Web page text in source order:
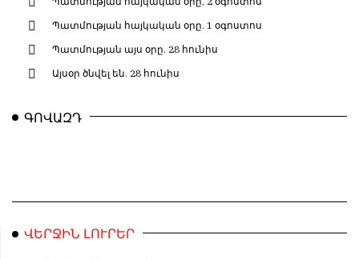
Պատմության հայկական օրը. 1 օգոստոս
Պատմության այս օրը. 28 հունիս
Այսօր ծնվել են. 28 հունիս
ԳՈՎԱԶԴ
ՎԵՐՋԻՆ ԼՈՒՐԵՐ